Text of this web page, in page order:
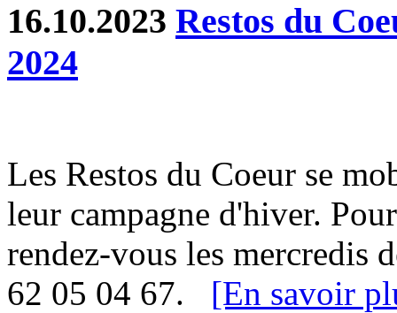
16.10.2023 Restos du
2024
Les Restos du Coeur se
leur campagne d'hiver.
rendez-vous les mercredis
62 05 04 67. [En savoir